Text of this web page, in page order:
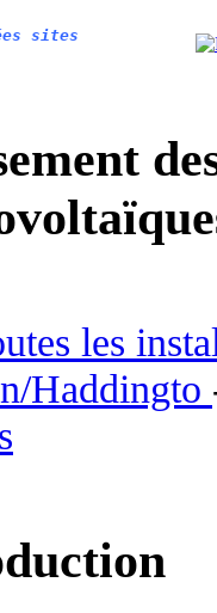
sites
les
Haddingto